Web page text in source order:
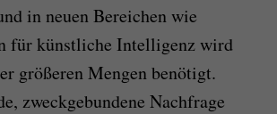
in neuen Bereichen wie
für künstliche Intelligenz wird
größeren Mengen benötigt.
zweckgebundene Nachfrage